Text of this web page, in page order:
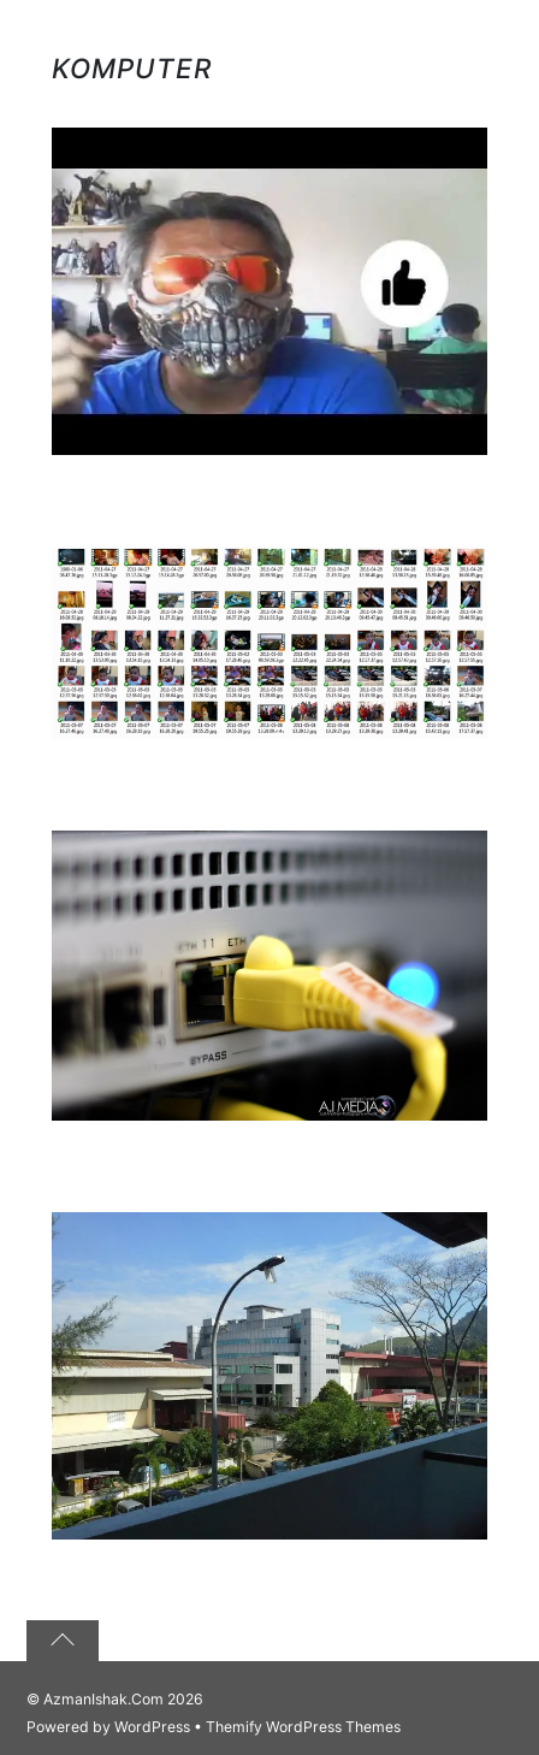
KOMPUTER
©AzmanIshak.Com 2026
Powered byWordPress •Themify WordPress Themes